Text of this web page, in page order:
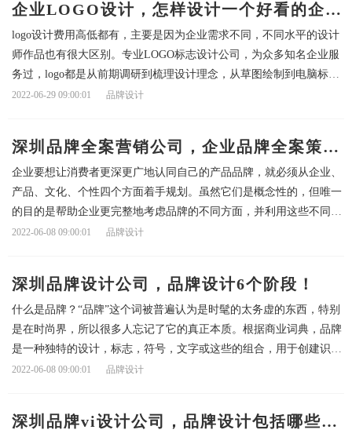
企业LOGO设计，怎样设计一个好看的企业
LOGO标志？
logo设计费用高低都有，主要是因为企业需求不同，不同水平的设计
师作品也有很大区别。专业LOGO标志设计公司，为众多知名企业服
务过，logo都是从前期调研到梳理设计理念，从草图绘制到电脑标准
化制图，一个100%原创设计的logo前后至少需要一周时间，支持商标
2022-06-29 09:00:01 品牌设计
深圳品牌全案营销公司，企业品牌全案策划
有哪些流程？
企业要想让消费者更深更广地认同自己的产品品牌，就必须从企业、
产品、文化、个性四个方面着手规划。虽然它们是概念性的，但唯一
的目的是帮助企业更完整地考虑品牌的不同方面，并利用这些不同方
面来增强品牌认知的影响力。品牌全案策划流程（1）品牌市场调研
2022-06-08 09:00:01 品牌设计
深圳品牌设计公司，品牌设计6个阶段！
什么是品牌？“品牌”这个词被普遍认为是时髦的太务虚的东西，特别
是在时尚界，所以很多人忘记了它的真正本质。根据商业词典，品牌
是一种独特的设计，标志，符号，文字或这些的组合，用于创建识别
产品的图像并将其与竞争对手区分开来。换句话说，品牌是人们与公
2022-06-08 09:00:01 品牌设计
深圳品牌vi设计公司，品牌设计包括哪些内